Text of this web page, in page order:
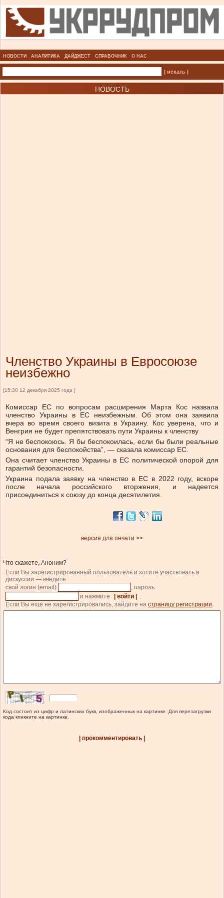
НОВОСТИ АНАЛИТИКА ДАЙДЖЕСТ СПРАВОЧНИК О НАС
| искать |
НОВОСТЬ
Членство Украины в Евросоюзе
неизбежно
[15:30 12 декабря 2025 года ]
Комиссар ЕС по вопросам расширения Марта Кос назвала
членство Украины в ЕС неизбежным. Об этом она заявила
вчера во время своего визита в Украину. Кос уверена, что и
Венгрия не будет препятствовать пути Украины к членству
“Я не беспокоюсь. Я бы беспокоилась, если бы были реальные
основания для беспокойства”, — сказала комиссар ЕС.
Она считает членство Украины в ЕС политической опорой для
гарантий безопасности.
Украина подала заявку на членство в ЕС в 2022 году, вскоре
после начала российского вторжения, и надеется
присоединиться к союзу до конца десятилетия.
версия для печати >>
Что скажете, Аноним?
Если Вы зарегистрированный пользователь и хотите участвовать в
дискуссии — введите
свой логин (email)
, пароль
и нажмите
| войти |
.
Если Вы еще не зарегистрировались, зайдите на страницу регистрации.
Код состоит из цифр и латинских букв, изображенных на картинке. Для перезагрузки
кода кликните на картинке.
| прокомментировать |